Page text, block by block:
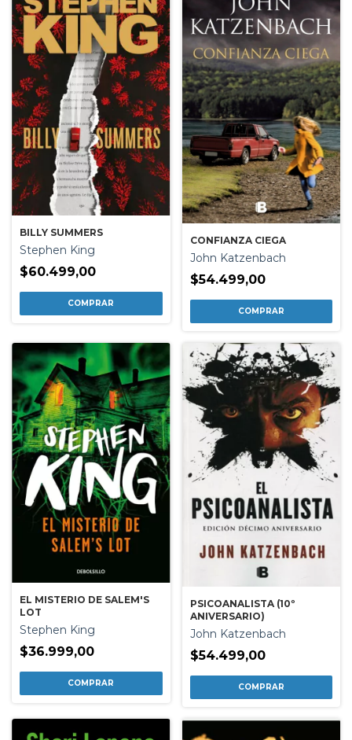
BILLY SUMMERS
Stephen King
$60.499,00
CONFIANZA CIEGA
John Katzenbach
$54.499,00
EL MISTERIO DE SALEM'S
LOT
Stephen King
$36.999,00
PSICOANALISTA (10º
ANIVERSARIO)
John Katzenbach
$54.499,00